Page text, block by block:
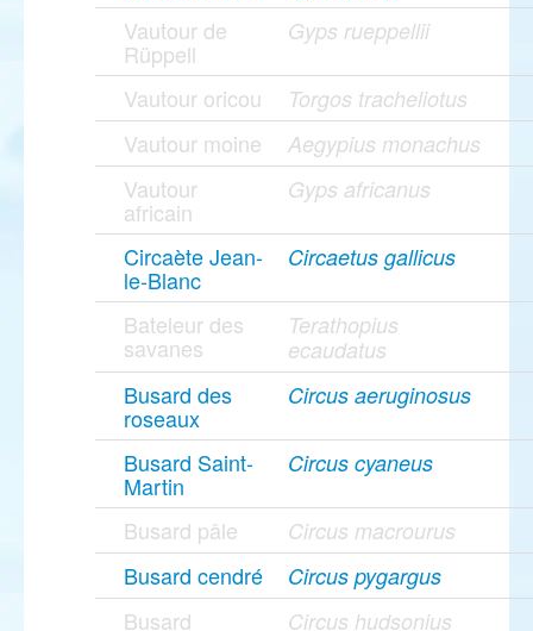
Vautour de
Rüppell
Gyps rueppellii
Vautour oricou Torgos tracheliotus
Vautour moine Aegypius monachus
Vautour
africain
Gyps africanus
Circaète Jean-
le-Blanc
Circaetus gallicus
Bateleur des
savanes
Terathopius
ecaudatus
Busard des
roseaux
Circus aeruginosus
Busard Saint-
Martin
Circus cyaneus
Busard pâle Circus macrourus
Busard cendré Circus pygargus
Busard Circus hudsonius